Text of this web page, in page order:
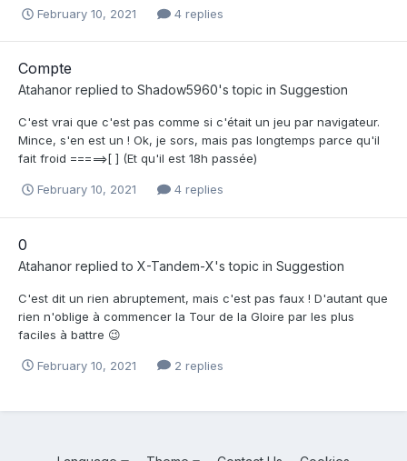
February 10, 2021 4 replies
Compte
Atahanor replied to Shadow5960's topic in Suggestion
C'est vrai que c'est pas comme si c'était un jeu par navigateur.
Mince, s'en est un ! Ok, je sors, mais pas longtemps parce qu'il
fait froid =====>[ ] (Et qu'il est 18h passée)
February 10, 2021 4 replies
0
Atahanor replied to X-Tandem-X's topic in Suggestion
C'est dit un rien abruptement, mais c'est pas faux ! D'autant que
rien n'oblige à commencer la Tour de la Gloire par les plus
faciles à battre 😉
February 10, 2021 2 replies